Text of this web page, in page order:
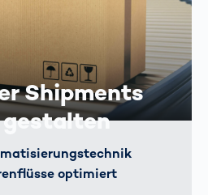
Shipments
optimiert